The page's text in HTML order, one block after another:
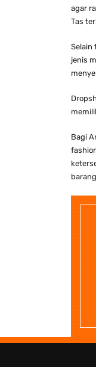
agar
Tas
Selain
jenis
Bagi